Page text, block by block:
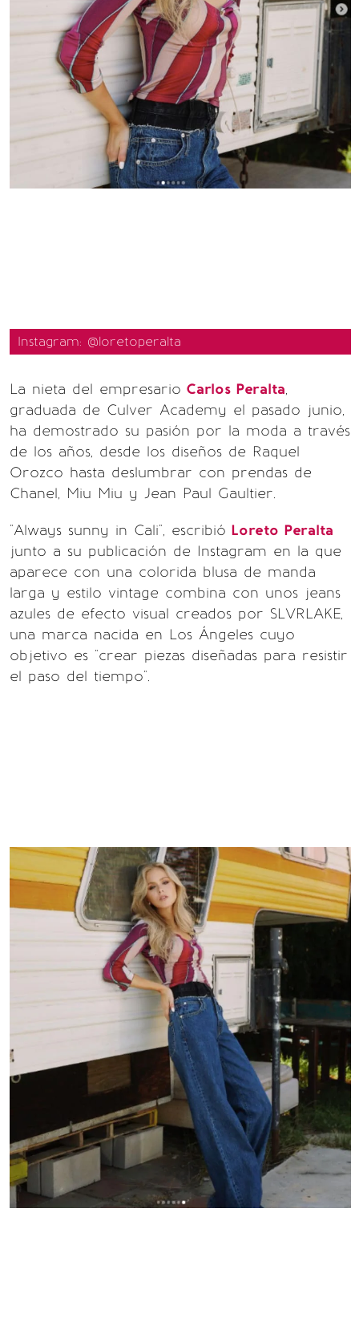
Instagram: @loretoperalta
La nieta del empresario Carlos Peralta,
graduada de Culver Academy el pasado junio,
ha demostrado su pasión por la moda a través
de los años, desde los diseños de Raquel
Orozco hasta deslumbrar con prendas de
Chanel, Miu Miu y Jean Paul Gaultier.
"Always sunny in Cali", escribió Loreto Peralta
junto a su publicación de Instagram en la que
aparece con una colorida blusa de manda
larga y estilo vintage combina con unos jeans
azules de efecto visual creados por SLVRLAKE,
una marca nacida en Los Ángeles cuyo
objetivo es "crear piezas diseñadas para resistir
el paso del tiempo".